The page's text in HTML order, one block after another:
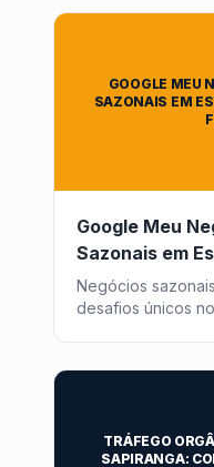
GOOGLE MEU
SAZONAIS EM
Google Meu
Sazonais em
que Funcionam
Negócios
desafios únicos
TRÁFEGO
SAPIRANGA: